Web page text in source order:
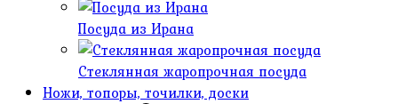
Посуда из Ирана
Стеклянная жаропрочная посуда
Ножи, топоры, точилки, доски